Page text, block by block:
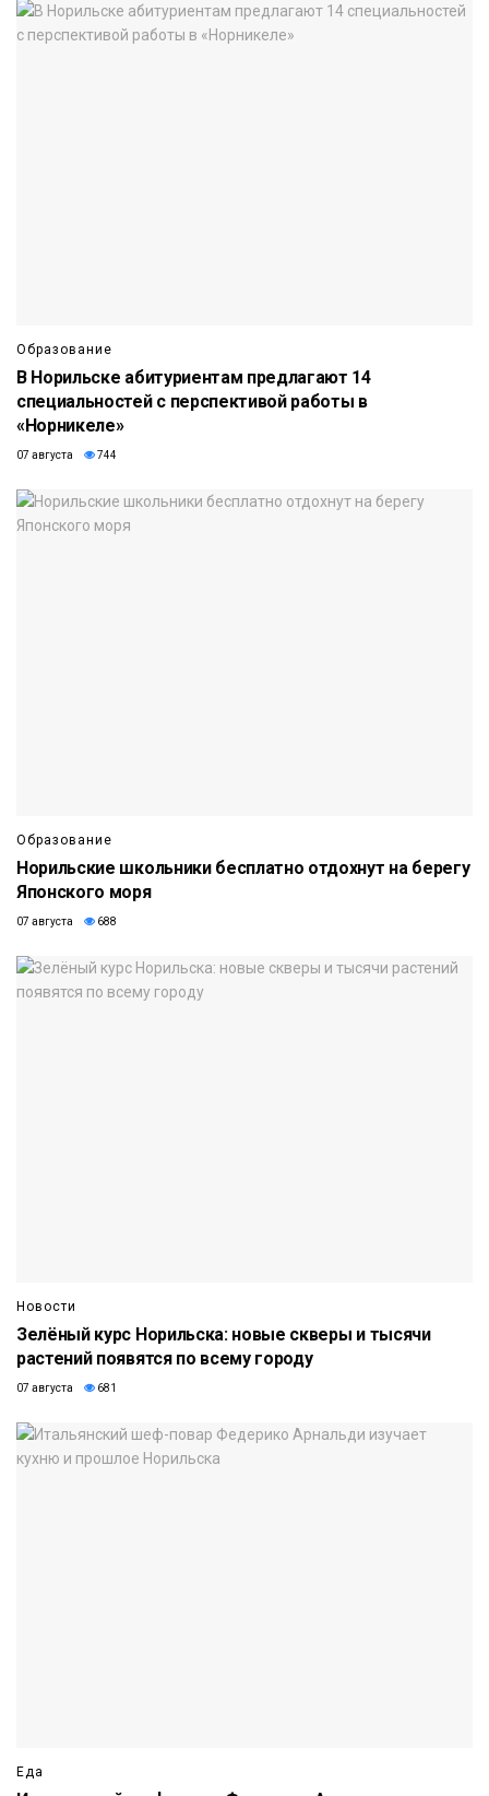
Образование
В Норильске абитуриентам предлагают 14
специальностей с перспективой работы в
«Норникеле»
07 августа 744
Образование
Норильские школьники бесплатно отдохнут на берегу
Японского моря
07 августа 688
Новости
Зелёный курс Норильска: новые скверы и тысячи
растений появятся по всему городу
07 августа 681
Еда